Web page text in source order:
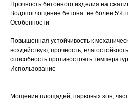
Прочность бетонного изделия на
Водопоглощение бетона: не более 5%
Особенности
Повышенная устойчивость к
воздействую, прочность,
способность противостоять
Использование
Мощение площадей, парковых зон,